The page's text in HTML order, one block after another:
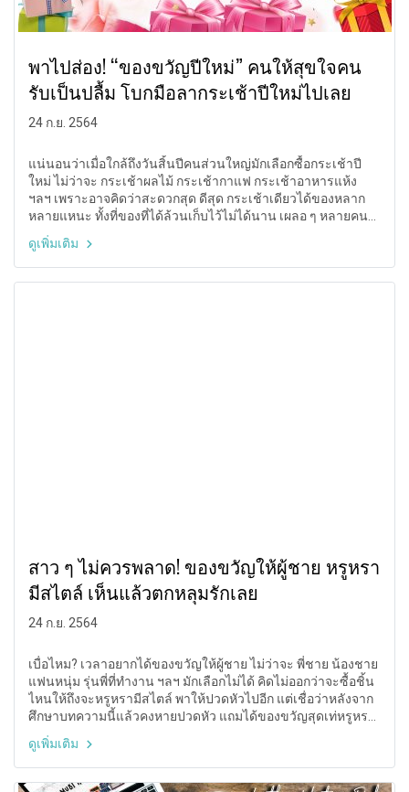
พาไปส่อง! “ของขวัญปีใหม่” คนให้สุขใจคน
รับเป็นปลื้ม โบกมือลากระเช้าปีใหม่ไปเลย
24 ก.ย. 2564
แน่นอนว่าเมื่อใกล้ถึงวันสิ้นปีคนส่วนใหญ่มักเลือกซื้อกระเช้าปี
ใหม่ ไม่ว่าจะ กระเช้าผลไม้ กระเช้ากาแฟ กระเช้าอาหารแห้ง
ฯลฯ เพราะอาจคิดว่าสะดวกสุด ดีสุด กระเช้าเดียวได้ของหลาก
หลายแหนะ ทั้งที่ของที่ได้ล้วนเก็บไว้ไม่ได้นาน เผลอ ๆ หลายคน
ให้ลืมไปอีกว่ากระเช้าไหนของใคร ซึ่งจริง ๆ แล้วยังมีของขวัญปี
ใหม่อื่น ๆ ที่น่าสนใจ แถมยังเก็บไว้ได้นานนม ไม่ลืมเลือนกันอีก
ด้วย ว่าแต่จะเป็นอะไร? บทความนี้ขออาสาพาทุก ๆ คนไปส่องเอง
รับรองว่าคนให้สุขใจคนรับเป็นปลื้ม
ดูเพิ่มเติม
สาว ๆ ไม่ควรพลาด! ของขวัญให้ผู้ชาย หรูหรา
มีสไตล์ เห็นแล้วตกหลุมรักเลย
24 ก.ย. 2564
เบื่อไหม? เวลาอยากได้ของขวัญให้ผู้ชาย ไม่ว่าจะ พี่ชาย น้องชาย
แฟนหนุ่ม รุ่นพี่ที่ทำงาน ฯลฯ มักเลือกไม่ได้ คิดไม่ออกว่าจะซื้อชิ้น
ไหนให้ถึงจะหรูหรามีสไตล์ พาให้ปวดหัวไปอีก แต่เชื่อว่าหลังจาก
ศึกษาบทความนี้แล้วคงหายปวดหัว แถมได้ของขวัญสุดเท่หรูหรา
มีสไตล์ให้คุณผู้ชายเห็นแล้วตกหลุมรักแน่นอน สาว ๆ คนไหนไม่
อยากพลาดรีบตามเราไปดูกันเลย
ดูเพิ่มเติม